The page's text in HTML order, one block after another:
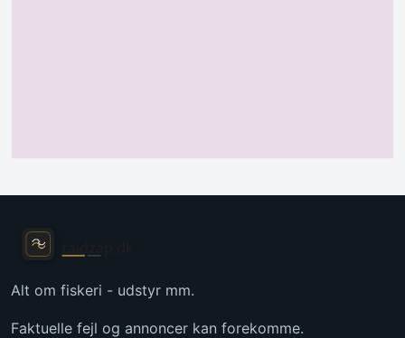
Alt om fiskeri - udstyr mm.
Faktuelle fejl og annoncer kan forekomme.